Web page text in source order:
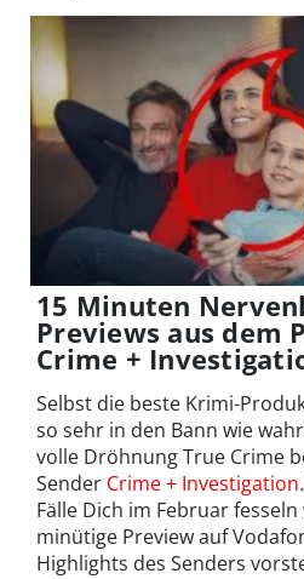
15 Minuten
Previews aus dem
Crime +
Selbst die beste Krimi-
so sehr in den Bann wie
volle Dröhnung True Crime
Sender Crime + Investigation.
Fälle Dich im Februar
minütige Preview auf
Highlights des Senders